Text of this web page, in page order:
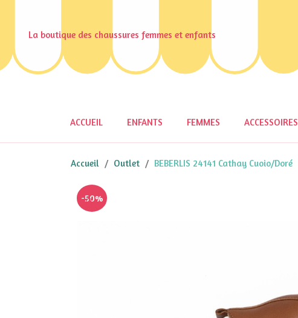
La boutique des chaussures femmes et enfants
ACCUEIL ENFANTS FEMMES ACCESSOIRES
Accueil Outlet BEBERLIS 24141 Cathay Cuoio/Doré
-50%